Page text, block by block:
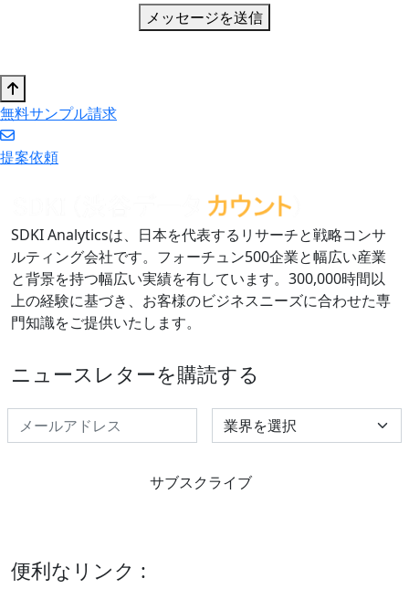
メッセージを送信
無料サンプル請求
提案依頼
SDKI Analyticsは、日本を代表するリサーチと戦略コンサ
ルティング会社です。フォーチュン500企業と幅広い産業
と背景を持つ幅広い実績を有しています。300,000時間以
上の経験に基づき、お客様のビジネスニーズに合わせた専
門知識をご提供いたします。
ニュースレターを購読する
Select Industry
サブスクライブ
便利なリンク :